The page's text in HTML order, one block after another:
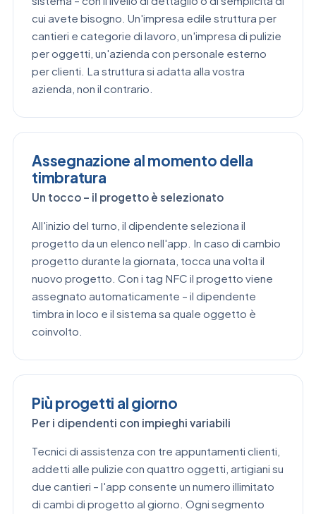
cui avete bisogno. Un'impresa edile struttura per
cantieri e categorie di lavoro, un'impresa di pulizie
per oggetti, un'azienda con personale esterno
per clienti. La struttura si adatta alla vostra
azienda, non il contrario.
Assegnazione al momento della
timbratura
Un tocco – il progetto è selezionato
All'inizio del turno, il dipendente seleziona il
progetto da un elenco nell'app. In caso di cambio
progetto durante la giornata, tocca una volta il
nuovo progetto. Con i tag NFC il progetto viene
assegnato automaticamente – il dipendente
timbra in loco e il sistema sa quale oggetto è
coinvolto.
Più progetti al giorno
Per i dipendenti con impieghi variabili
Tecnici di assistenza con tre appuntamenti clienti,
addetti alle pulizie con quattro oggetti, artigiani su
due cantieri – l'app consente un numero illimitato
di cambi di progetto al giorno. Ogni segmento